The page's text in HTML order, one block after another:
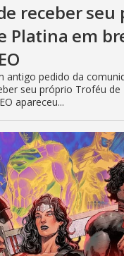
receber seu
Platina em
antigo pedido da
seu próprio Troféu de
apareceu...